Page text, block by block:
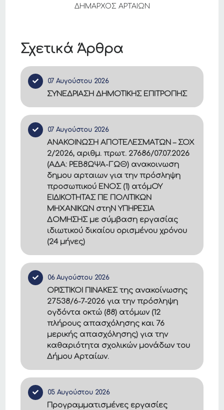
Σχετικά Άρθρα
07 Αυγούστου 2026
ΣΥΝΕΔΡΙΑΣΗ ΔΗΜΟΤΙΚΗΣ ΕΠΙΤΡΟΠΗΣ
07 Αυγούστου 2026
ΑΝΑΚΟΙΝΩΣΗ ΑΠΟΤΕΛΕΣΜΑΤΩΝ – ΣΟΧ
2/2026, αριθμ. πρωτ. 27686/07.07.2026
(ΑΔΑ: ΡΕΒ8ΩΨΑ-ΓΩΘ) ανακοινωση
δημου αρταιων για την πρόσληψη
προσωπικού ΕΝΟΣ (1) ατόμΟΥ
ΕΙΔΙΚΟΤΗΤΑΣ ΠΕ ΠΟΛΙΤΙΚΩΝ
ΜΗΧΑΝΙΚΩΝ στηΝ ΥΠΗΡΕΣΙΑ
ΔΟΜΗΣΗΣ με σύμβαση εργασίας
ιδιωτικού δικαίου ορισμένου χρόνου
(24 μήνες)
06 Αυγούστου 2026
ΟΡΙΣΤΙΚΟΙ ΠΙΝΑΚΕΣ της ανακοίνωσης
27538/6-7-2026 για την πρόσληψη
ογδόντα οκτώ (88) ατόμων (12
πλήρους απασχόλησης και 76
μερικής απασχόλησης) για την
καθαριότητα σχολικών μονάδων του
Δήμου Αρταίων.
05 Αυγούστου 2026
Προγραμματισμένες εργασίες
ΔΗΜΑΡΧΟΣ ΑΡΤΑΙΩΝ